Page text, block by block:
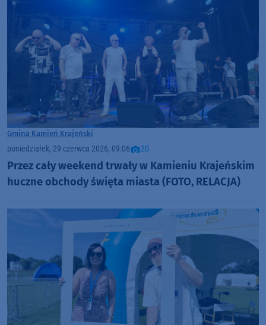
Gmina Kamień Krajeński
poniedziałek, 29 czerwca 2026, 09:06 20
Przez cały weekend trwały w Kamieniu Krajeńskim
huczne obchody święta miasta (FOTO, RELACJA)